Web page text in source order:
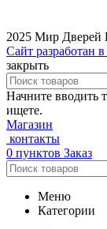
2025 Мир Дверей
Сайт разработан в
закрыть
Начните вводить
ищете.
Магазин
контакты
0 пунктов Заказ
Меню
Категории